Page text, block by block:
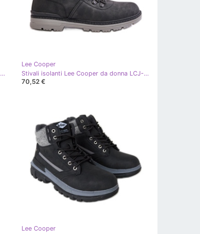
Stivali blu navy LCJ-22-31-1450L Lee Cooper
Lee Cooper
Stivali isolanti Lee Cooper da donna LCJ-24-03-3043 Neri nero
70,52 €
Lee Cooper